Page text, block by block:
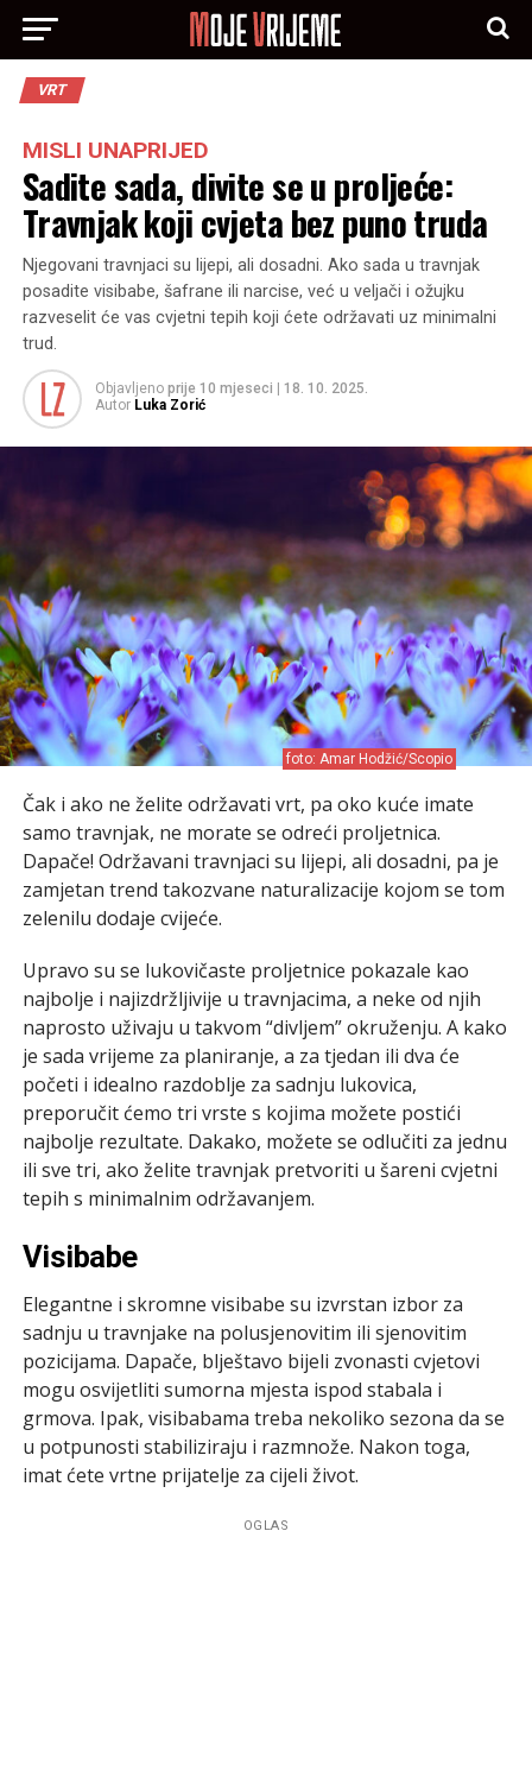
VRT
MISLI UNAPRIJED
Sadite sada, divite se u proljeće:
Travnjak koji cvjeta bez puno truda
Njegovani travnjaci su lijepi, ali dosadni. Ako sada u travnjak
posadite visibabe, šafrane ili narcise, već u veljači i ožujku
razveselit će vas cvjetni tepih koji ćete održavati uz minimalni
trud.
Objavljeno prije 10 mjeseci
18. 10. 2025.
Autor Luka Zorić
foto: Amar Hodžić/Scopio
Čak i ako ne želite održavati vrt, pa oko kuće imate
samo travnjak, ne morate se odreći proljetnica.
Dapače! Održavani travnjaci su lijepi, ali dosadni, pa je
zamjetan trend takozvane naturalizacije kojom se tom
zelenilu dodaje cvijeće.
Upravo su se lukovičaste proljetnice pokazale kao
najbolje i najizdržljivije u travnjacima, a neke od njih
naprosto uživaju u takvom “divljem” okruženju. A kako
je sada vrijeme za planiranje, a za tjedan ili dva će
početi i idealno razdoblje za sadnju lukovica,
preporučit ćemo tri vrste s kojima možete postići
najbolje rezultate. Dakako, možete se odlučiti za jednu
ili sve tri, ako želite travnjak pretvoriti u šareni cvjetni
tepih s minimalnim održavanjem.
Visibabe
Elegantne i skromne visibabe su izvrstan izbor za
sadnju u travnjake na polusjenovitim ili sjenovitim
pozicijama. Dapače, blještavo bijeli zvonasti cvjetovi
mogu osvijetliti sumorna mjesta ispod stabala i
grmova. Ipak, visibabama treba nekoliko sezona da se
u potpunosti stabiliziraju i razmnože. Nakon toga,
imat ćete vrtne prijatelje za cijeli život.
OGLAS